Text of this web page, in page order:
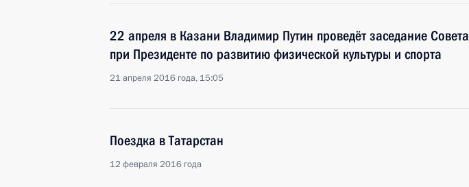
22 апреля в Казани Владимир Путин проведёт заседание Совета
при Президенте по развитию физической культуры и спорта
21 апреля 2016 года, 15:05
Поездка в Татарстан
12 февраля 2016 года